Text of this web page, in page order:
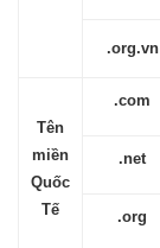
.org.vn
Tên
miền
Quốc
Tế
.com
.net
.org